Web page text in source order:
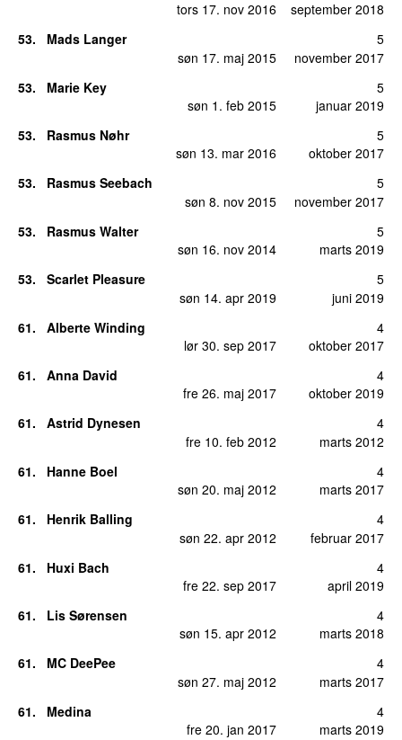
tors 17. nov 2016
september 2018
53.
Mads Langer
søn 17. maj 2015
november 2017
5
53.
Marie Key
søn 1. feb 2015
januar 2019
5
53.
Rasmus Nøhr
søn 13. mar 2016
oktober 2017
5
53.
Rasmus Seebach
søn 8. nov 2015
november 2017
5
53.
Rasmus Walter
søn 16. nov 2014
marts 2019
5
53.
Scarlet Pleasure
søn 14. apr 2019
juni 2019
5
61.
Alberte Winding
lør 30. sep 2017
oktober 2017
4
61.
Anna David
fre 26. maj 2017
oktober 2019
4
61.
Astrid Dynesen
fre 10. feb 2012
marts 2012
4
61.
Hanne Boel
søn 20. maj 2012
marts 2017
4
61.
Henrik Balling
søn 22. apr 2012
februar 2017
4
61.
Huxi Bach
fre 22. sep 2017
april 2019
4
61.
Lis Sørensen
søn 15. apr 2012
marts 2018
4
61.
MC DeePee
søn 27. maj 2012
marts 2017
4
61.
Medina
fre 20. jan 2017
marts 2019
4